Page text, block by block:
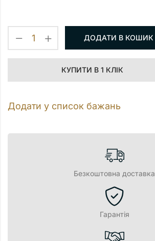
ДОДАТИ В КОШИК
КУПИТИ В 1 КЛІК
Додати у список бажань
Безкоштовна доставка
Гарантія